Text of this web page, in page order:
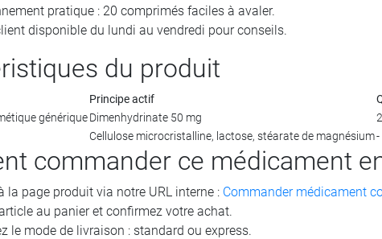
pratique : 20 comprimés faciles à avaler.
disponible du lundi au vendredi pour conseils.
du produit
Principe actif
génériqueDimenhydrinate 50 mg
Cellulose microcristalline, lactose, stéarate de magnésium-
commander ce médicament
la page produit via notre URL interne : Commander médicament
au panier et confirmez votre achat.
le mode de livraison : standard ou express.